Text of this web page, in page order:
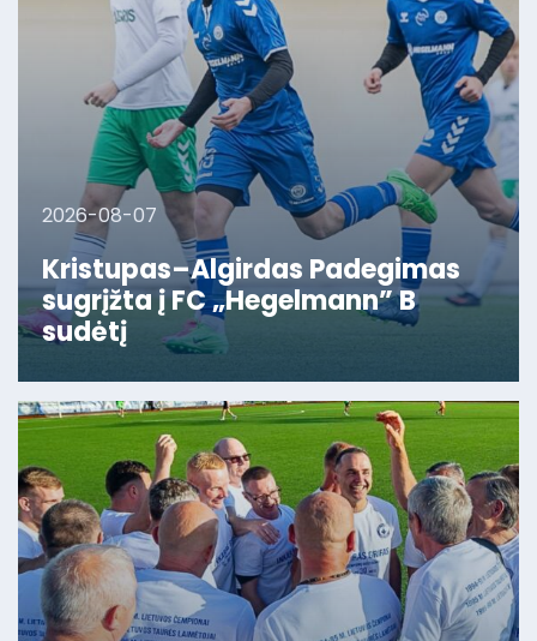
2026-08-07
Kristupas–Algirdas Padegimas
sugrįžta į FC „Hegelmann” B
sudėtį